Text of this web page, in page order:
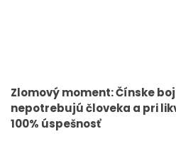
Zlomový moment: Čínske
nepotrebujú človeka a pri
100% úspešnosť